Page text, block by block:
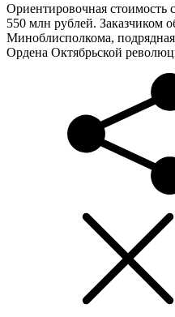
Ориентировочная стоимость
550 млн рублей. Заказчиком
Миноблисполкома,
Ордена Октябрьской